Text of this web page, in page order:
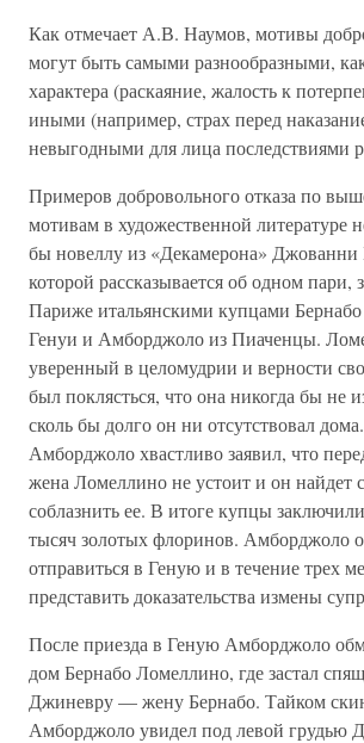
Как отмечает А.В. Наумов, мотивы
могут быть самыми разнообразными,
характера (раскаяние, жалость к
иными (например, страх перед
невыгодными для лица последствиями
Примеров добровольного отказа по
мотивам в художественной литературе
бы новеллу из «Декамерона» Джованни
которой рассказывается об одном пари,
Париже итальянскими купцами
Генуи и Амборджоло из Пиаченцы.
уверенный в целомудрии и верности
был поклясться, что она никогда бы не
сколь бы долго он ни отсутствовал
Амборджоло хвастливо заявил, что
жена Ломеллино не устоит и он найдет
соблазнить ее. В итоге купцы
тысяч золотых флоринов. Амборджоло
отправиться в Геную и в течение трех
представить доказательства измены
После приезда в Геную Амборджоло
дом Бернабо Ломеллино, где застал
Джиневру — жену Бернабо. Тайком
Амборджоло увидел под левой грудью